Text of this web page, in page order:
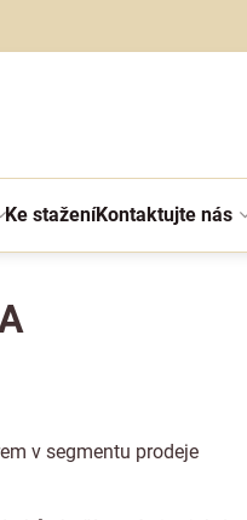
Ke staženíKontaktujte nás
v segmentu prodeje